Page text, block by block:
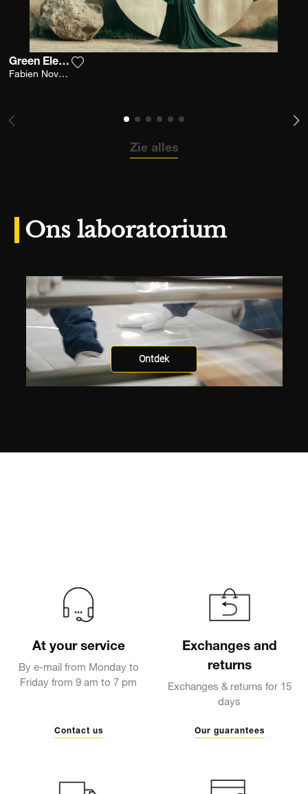
Green Elegance
Fabien Novarino
Zie alles
Ons laboratorium
Ontdek
At your service
By e-mail from Monday to
Friday from 9 am to 7 pm
Contact us
Exchanges and
returns
Exchanges & returns for 15
days
Our guarantees